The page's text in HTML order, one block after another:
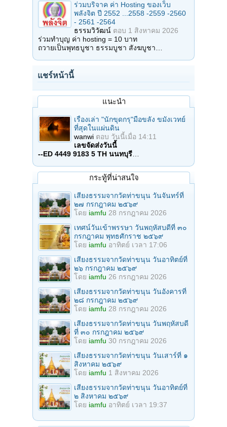
ร่วมบริจาค ค่า Hosting ของเว็บ
พลังจิต ปี 2552 ...2558 -2559 -2560
- 2561 -2564
ธรรมวิวัฒน์ ตอบ 1 สิงหาคม 2026
ร่วมทำบุญ ค่า hosting = 10 บาท
ถวายเป็นพุทธบูชา ธรรมบูชา สังฆบูชา…
แชร์หน้านี้
แนะนำ
เรื่องเล่า "นักขุดกรุ"มือขลัง ขมังเวทย์
ที่สุดในแผ่นดิน
wanwi ตอบ วันนี้เมื่อ 14:11
เลขจัดส่งวันนี้
--ED 4449 9183 5 TH นนทบุรี
กระทู้ที่น่าสนใจ
เสียงธรรมจากวัดท่าขนุน วันจันทร์ที่
๒๗ กรกฎาคม ๒๕๖๙
โดย iamfu 28 กรกฎาคม 2026
เทศน์วันเข้าพรรษา วันพฤหัสบดีที่ ๓๐
กรกฎาคม พุทธศักราช ๒๕๖๙
โดย iamfu อาทิตย์ เวลา 17:06
เสียงธรรมจากวัดท่าขนุน วันอาทิตย์ที่
๒๖ กรกฎาคม ๒๕๖๙
โดย iamfu 26 กรกฎาคม 2026
เสียงธรรมจากวัดท่าขนุน วันอังคารที่
๒๘ กรกฎาคม ๒๕๖๙
โดย iamfu 28 กรกฎาคม 2026
เสียงธรรมจากวัดท่าขนุน วันพฤหัสบดี
ที่ ๓๐ กรกฎาคม ๒๕๖๙
โดย iamfu 30 กรกฎาคม 2026
เสียงธรรมจากวัดท่าขนุน วันเสาร์ที่ ๑
สิงหาคม ๒๕๖๙
โดย iamfu 1 สิงหาคม 2026
เสียงธรรมจากวัดท่าขนุน วันอาทิตย์ที่
๒ สิงหาคม ๒๕๖๙
โดย iamfu อาทิตย์ เวลา 19:37